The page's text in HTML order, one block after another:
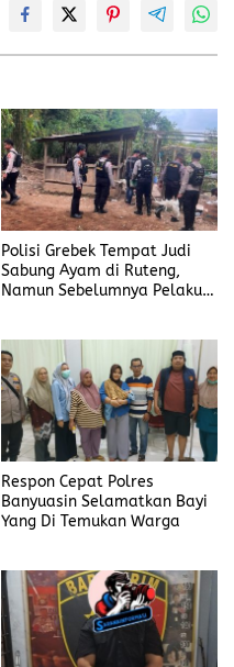
Polisi Grebek Tempat Judi
Sabung Ayam di Ruteng,
Namun Sebelumnya Pelaku
Respon Cepat Polres
Banyuasin Selamatkan Bayi
Yang Di Temukan Warga